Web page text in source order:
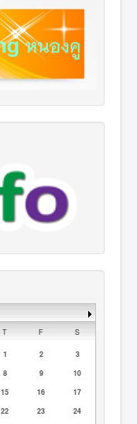
T F S
1 2
3
8 9
10
15 16
17
22 23
24